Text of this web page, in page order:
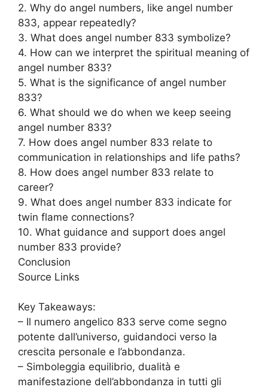
2. Why do angel numbers, like angel number
833, appear repeatedly?
3. What does angel number 833 symbolize?
4. How can we interpret the spiritual meaning of
angel number 833?
5. What is the significance of angel number
833?
6. What should we do when we keep seeing
angel number 833?
7. How does angel number 833 relate to
communication in relationships and life paths?
8. How does angel number 833 relate to
career?
9. What does angel number 833 indicate for
twin flame connections?
10. What guidance and support does angel
number 833 provide?
Conclusion
Source Links
Key Takeaways:
– Il numero angelico 833 serve come segno
potente dall’universo, guidandoci verso la
crescita personale e l’abbondanza.
– Simboleggia equilibrio, dualità e
manifestazione dell’abbondanza in tutti gli